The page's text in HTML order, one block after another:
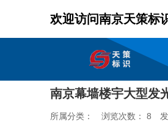
欢迎访问南京天策标
南京幕墙楼宇大型发
所属分类： 浏览次数： 8